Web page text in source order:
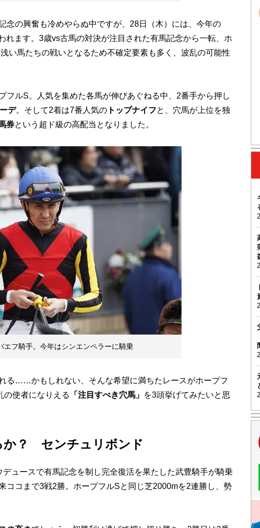
念の興奮も冷めやらぬ中ですが、28日（木）には、今年の
れます。3歳vs古馬の対決が注目された有馬記念から一転、ホ
い馬たちの戦いとなるため不確定要素も多く、波乱の可能性
ルS。人気を集めた各馬が伸びあぐねる中、2番手から押し
デ。そして2着は7番人気のトップナイフと、穴馬が上位を独
券という超ド級の高配当となりました。
エフ騎手。今年はシンエンペラーに騎乗
る……かもしれない、そんな希望に満ちたレースがホープフ
の使者になりえる 「注目すべき穴馬」 を3頭挙げてみたいと思
か？ センチュリボンド
デュースで有馬記念を制し完全復活を果たした武豊騎手が騎乗
ココまで3戦2勝。ホープフルSと同じ芝2000mを2連勝し、勢